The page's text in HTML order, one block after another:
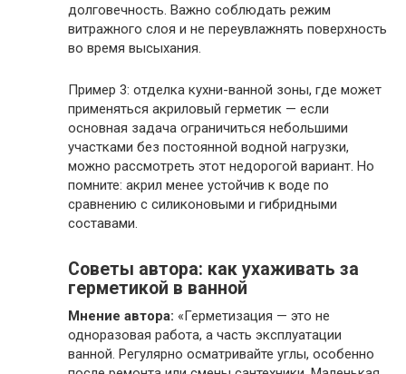
долговечность. Важно соблюдать режим
витражного слоя и не переувлажнять поверхность
во время высыхания.
Пример 3: отделка кухни-ванной зоны, где может
применяться акриловый герметик — если
основная задача ограничиться небольшими
участками без постоянной водной нагрузки,
можно рассмотреть этот недорогой вариант. Но
помните: акрил менее устойчив к воде по
сравнению с силиконовыми и гибридными
составами.
Советы автора: как ухаживать за
герметикой в ванной
Мнение автора: «Герметизация — это не
одноразовая работа, а часть эксплуатации
ванной. Регулярно осматривайте углы, особенно